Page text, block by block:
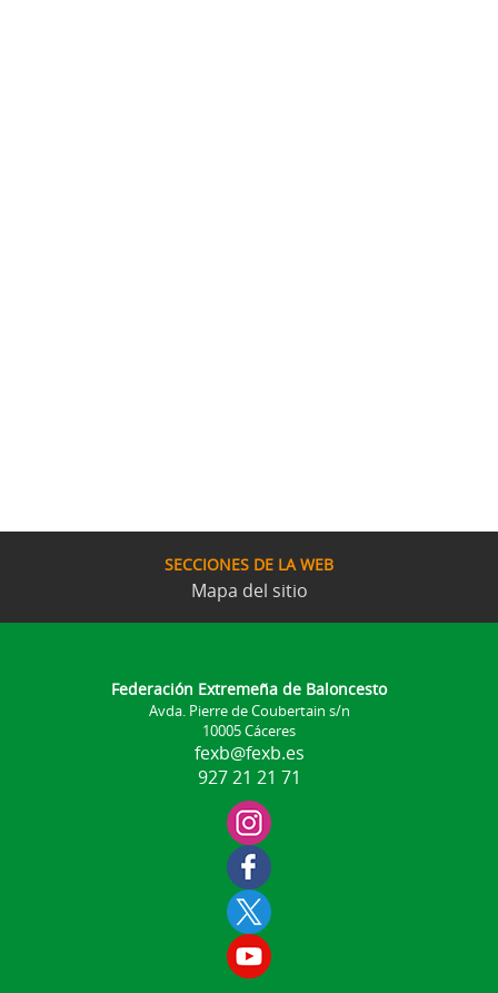
SECCIONES DE LA WEB
Mapa del sitio
Federación Extremeña de Baloncesto
Avda. Pierre de Coubertain s/n
10005 Cáceres
fexb@fexb.es
927 21 21 71